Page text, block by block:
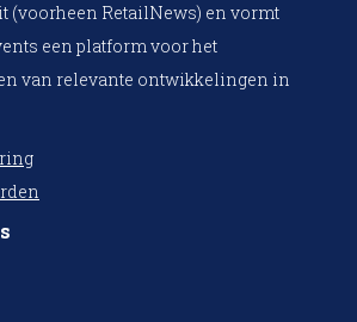
(voorheen RetailNews) en vormt
een platform voor het
van relevante ontwikkelingen in